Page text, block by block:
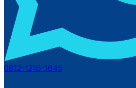
0812-1216-1645